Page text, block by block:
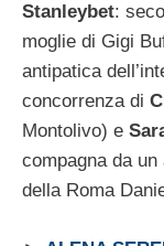
Stanleybet:
moglie di Gigi
antipatica
concorrenza di
Montolivo) e
compagna da
della Roma